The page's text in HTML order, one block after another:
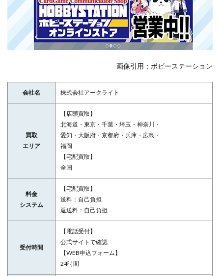
画像引用：ボビーステーション
会社名 株式会社アークライト
買取
エリア
【店頭買取】
北海道・東京・千葉・埼玉・神奈川・
愛知・大阪府・京都府・兵庫・広島・
福岡
【宅配買取】
全国
料金
システム
【宅配買取】
送料：自己負担
返送料：自己負担
受付時間
【電話受付】
公式サイトで確認
【WEB申込フォーム】
24時間